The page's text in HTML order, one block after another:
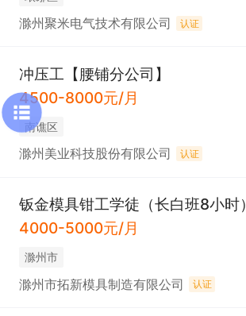
滁州聚米电气技术有限公司 认证
冲压工【腰铺分公司】
4500-8000元/月
南谯区
滁州美业科技股份有限公司 认证
钣金模具钳工学徒（长白班8小时）
4000-5000元/月
滁州市
滁州市拓新模具制造有限公司 认证